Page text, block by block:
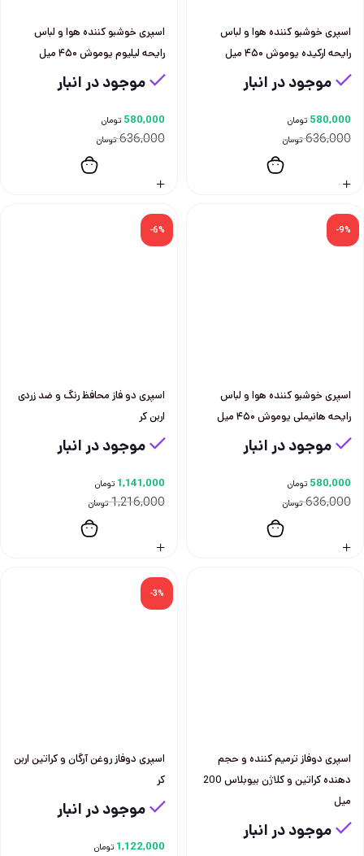
اسپری خوشبو کننده هوا و لباس
رایحه ارکیده یوموش ۴۵۰ میل
موجود در انبار
636,000 تومان
580,000 تومان
اسپری خوشبو کننده هوا و لباس
رایحه لیلیوم یوموش ۴۵۰ میل
موجود در انبار
636,000 تومان
580,000 تومان
-9%
اسپری خوشبو کننده هوا و لباس
رایحه هانیملی یوموش ۴۵۰ میل
موجود در انبار
636,000 تومان
580,000 تومان
-6%
اسپری دو فاز محافظ رنگ و ضد زردی
اربن کر
موجود در انبار
1,216,000 تومان
1,141,000 تومان
اسپری دوفاز ترميم كننده و حجم
دهنده كراتين و كلاژن بيوبلاس 200
ميل
موجود در انبار
-3%
اسپری دوفاز روغن آرگان و کراتین اربن
کر
موجود در انبار
1,122,000 تومان